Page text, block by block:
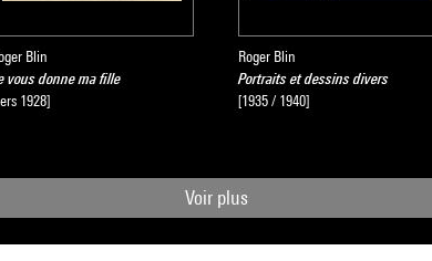
Blin
vous donne ma fille
1928]
Roger Blin
Portraits et dessins divers
[1935 / 1940]
Voir plus